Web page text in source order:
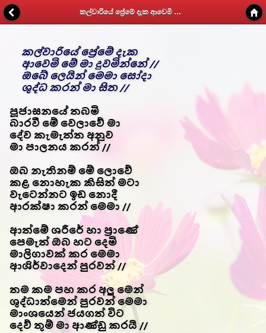
කල්වාරියේ ප්‍රේමේ දැක ආවෙමි මේ මා - Kithunu Gee Potha - Web v1.7
කල්වාරියේ ප්‍රේමේ දැක
ආවෙමි මේ මා දුවමින්නේ //
ඔබේ ලෙයින් මෙමා සෝදා
ශුද්ධ කරන් මා සිත //
පූජාසනයේ තබමි
බාරවී මේ වෙලාවේ මා
දේව කැමැත්ත අනුව
මා පාලනය කරන් //
ඔබ නැතිනම් මේ ලොවේ
කළ නොහැක කිසිත් මටා
වැටෙන්නට ඉඩ නොදී
ආරක්ෂා කරන් මෙමා //
ආත්මේ ශරීරේ හා ප්‍රාණේ
පෙමැත් ඔබ හට දෙමි
මාලිගාවක් කර මෙමා
ආශිර්වාදෙන් පුරවන් //
තම කම පහ කර අලු මෙන්
ශුද්ධාත්මෙන් පුරවන් මෙමා
මාංශයෙන් ජයගත් විට
දෙව් තුම් මා ආණ්ඩු කරයි //